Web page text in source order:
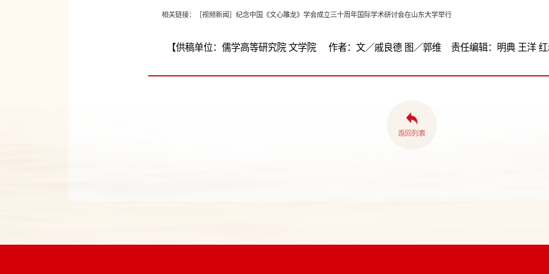
相关链接： ［视频新闻］纪念中国《文心雕龙》学会成立三十周年国际学术研讨会在山东大学举行
【供稿单位：儒学高等研究院 文学院 作者：文／戚良德 图／郭维 责任编辑：明典 王洋